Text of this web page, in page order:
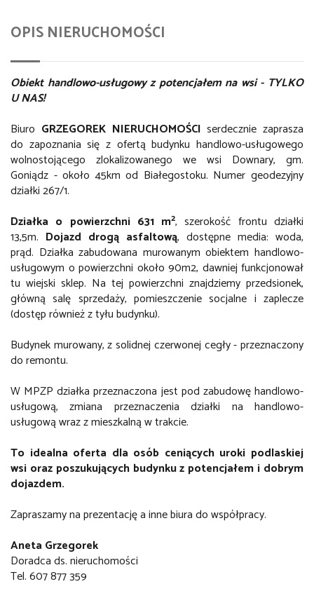
OPIS NIERUCHOMOŚCI
Obiekt handlowo-usługowy z potencjałem na wsi - TYLKO
U NAS!
Biuro GRZEGOREK NIERUCHOMOŚCIserdecznie zaprasza
do zapoznania się z ofertą budynku handlowo-usługowego
wolnostojącego zlokalizowanego we wsi Downary, gm.
Goniądz - około 45km od Białegostoku. Numer geodezyjny
działki 267/1.
Działka o powierzchni 631 m2, szerokość frontu działki
13,5m. Dojazd drogą asfaltową, dostępne media: woda,
prąd. Działka zabudowana murowanym obiektem handlowo-
usługowym o powierzchni około 90m2, dawniej funkcjonował
tu wiejski sklep. Na tej powierzchni znajdziemy przedsionek,
główną salę sprzedaży, pomieszczenie socjalne i zaplecze
(dostęp również z tyłu budynku).
Budynek murowany, z solidnej czerwonej cegły - przeznaczony
do remontu.
W MPZP działka przeznaczona jest pod zabudowę handlowo-
usługową, zmiana przeznaczenia działki na handlowo-
usługową wraz z mieszkalną w trakcie.
To idealna oferta dla osób ceniących uroki podlaskiej
wsi oraz poszukujących budynku z potencjałem i dobrym
dojazdem.
Zapraszamy na prezentację a inne biura do współpracy.
Aneta Grzegorek
Doradca ds. nieruchomości
Tel. 607 877 359